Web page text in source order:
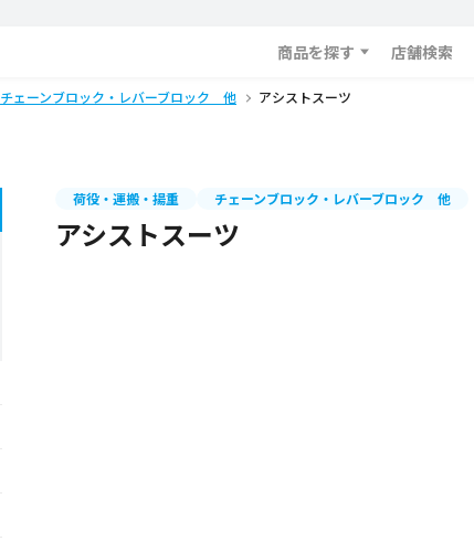
商品を探す 店舗検索
チェーンブロック・レバーブロック 他 アシストスーツ
荷役・運搬・揚重 チェーンブロック・レバーブロック 他
アシストスーツ